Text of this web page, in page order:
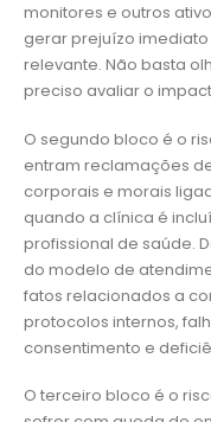
monitores e outros
gerar prejuízo
relevante. Não basta
preciso avaliar o
O segundo bloco é o
entram reclamações
corporais e morais
quando a clínica é
profissional de saúde.
do modelo de
fatos relacionados a
protocolos internos,
consentimento e
O terceiro bloco é o